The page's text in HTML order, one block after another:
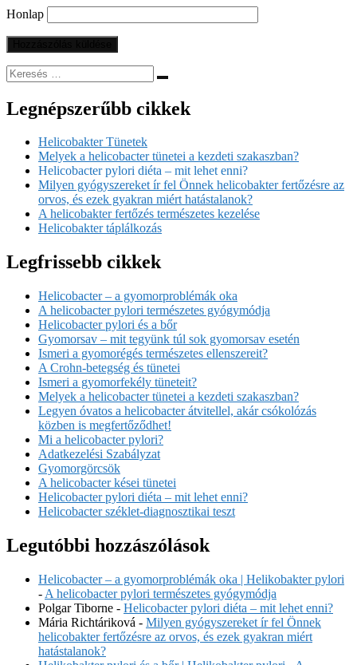
Honlap
Legnépszerűbb cikkek
Helicobakter Tünetek
Melyek a helicobacter tünetei a kezdeti szakaszban?
Helicobacter pylori diéta – mit lehet enni?
Milyen gyógyszereket ír fel Önnek helicobakter fertőzésre az
orvos, és ezek gyakran miért hatástalanok?
A helicobakter fertőzés természetes kezelése
Helicobakter táplálkozás
Legfrissebb cikkek
Helicobacter – a gyomorproblémák oka
A helicobacter pylori természetes gyógymódja
Helicobacter pylori és a bőr
Gyomorsav – mit tegyünk túl sok gyomorsav esetén
Ismeri a gyomorégés természetes ellenszereit?
A Crohn-betegség és tünetei
Ismeri a gyomorfekély tüneteit?
Melyek a helicobacter tünetei a kezdeti szakaszban?
Legyen óvatos a helicobacter átvitellel, akár csókolózás
közben is megfertőződhet!
Mi a helicobacter pylori?
Adatkezelési Szabályzat
Gyomorgörcsök
A helicobacter kései tünetei
Helicobacter pylori diéta – mit lehet enni?
Helicobacter széklet-diagnosztikai teszt
Legutóbbi hozzászólások
Helicobacter – a gyomorproblémák oka | Helikobakter pylori
- A helicobacter pylori természetes gyógymódja
Polgar Tiborne - Helicobacter pylori diéta – mit lehet enni?
Mária Richtáriková - Milyen gyógyszereket ír fel Önnek
helicobakter fertőzésre az orvos, és ezek gyakran miért
hatástalanok?